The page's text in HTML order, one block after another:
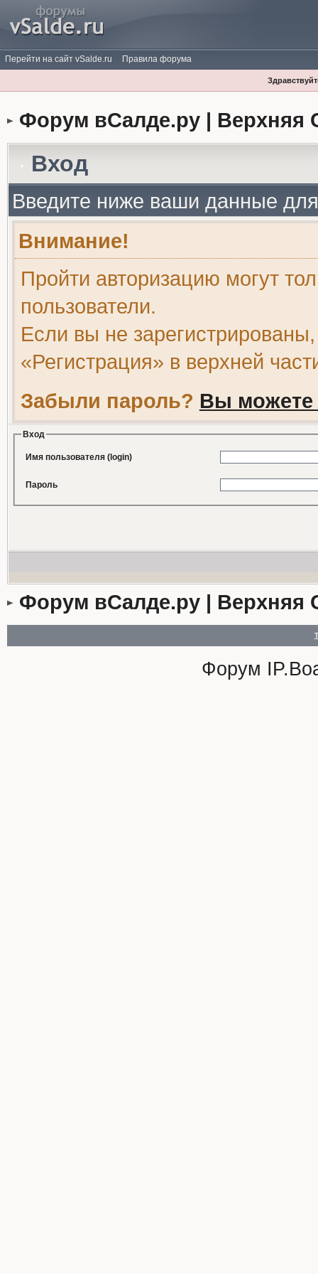
Перейти на сайт vSalde.ru Правила форума
Форум вСалде.ру | Верхняя
Вход
Введите ниже ваши данные
Внимание!
Пройти авторизацию могут
пользователи.
Если вы не
«Регистрация» в верхней
Забыли пароль? Вы можете
Вход
Имя пользователя (login)
Пароль
Форум вСалде.ру | Верхняя
Форум